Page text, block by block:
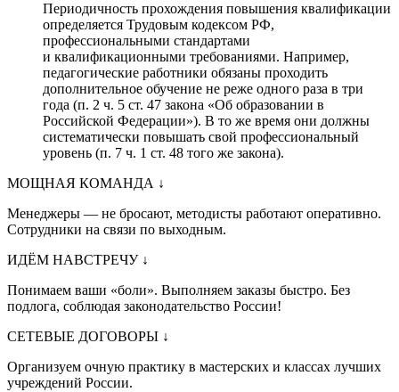
Периодичность прохождения повышения квалификации
определяется Трудовым кодексом РФ,
профессиональными стандартами
и квалификационными требованиями. Например,
педагогические работники обязаны проходить
дополнительное обучение не реже одного раза в три
года (п. 2 ч. 5 ст. 47 закона «Об образовании в
Российской Федерации»). В то же время они должны
систематически повышать свой профессиональный
уровень (п. 7 ч. 1 ст. 48 того же закона).
МОЩНАЯ КОМАНДА ↓
Менеджеры — не бросают, методисты работают оперативно.
Сотрудники на связи по выходным.
ИДЁМ НАВСТРЕЧУ ↓
Понимаем ваши «боли». Выполняем заказы быстро. Без
подлога, соблюдая законодательство России!
СЕТЕВЫЕ ДОГОВОРЫ ↓
Организуем очную практику в мастерских и классах лучших
учреждений России.